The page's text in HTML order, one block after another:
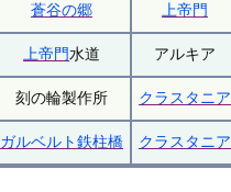
蒼谷の郷 上帝門
上帝門水道 アルキア
刻の輪製作所 クラスタニア
ガルベルト鉄柱橋 クラスタニア